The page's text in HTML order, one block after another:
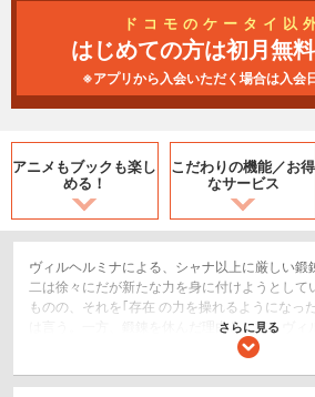
ドコモのケータイ以
はじめての方は初月無
※アプリから入会いただく場合は入会
アニメもブックも楽し
める！
こだわりの機能／お得
なサービス
ヴィルヘルミナによる、シャナ以上に厳しい鍛
二は徐々にだが新たな力を身に付けようとして
ものの、それを｢存在 の力を操れるようになっ
は言う。一方、鍛錬を休んだ理由として、ヴィ
合が悪い｣とだけ伝えていた。いや、本当の理
だ。そしてついに、シャナはその苛立ちをヴィ
さらに見る